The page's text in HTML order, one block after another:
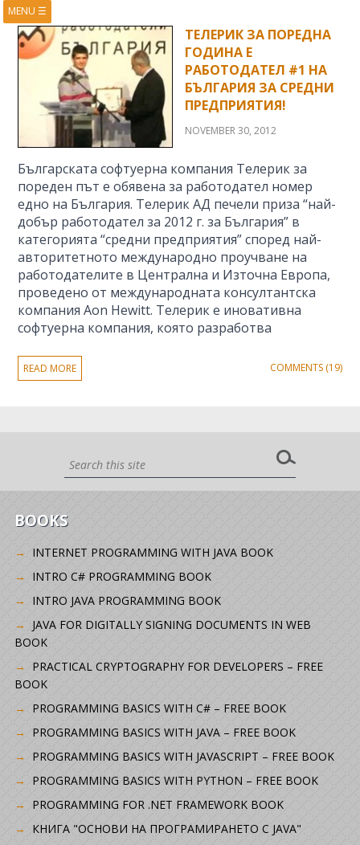
MENU ☰
HOME
ABOUT
BOOKS
COURSES
VIDEOS
PRESENTATIONS
RESEARCH
PUBLICATIONS
CONTACTS
RSS FEED
ТЕЛЕРИК ЗА ПОРЕДНА
ГОДИНА Е
РАБОТОДАТЕЛ #1 НА
БЪЛГАРИЯ ЗА СРЕДНИ
ПРЕДПРИЯТИЯ!
NOVEMBER 30, 2012
Българската софтуерна компания Телерик за
пореден път е обявена за работодател номер
едно на България. Телерик АД печели приза “най-
добър работодател за 2012 г. за България” в
категорията “средни предприятия” според най-
авторитетното международно проучване на
работодателите в Централна и Източна Европа,
проведено от международната консултантска
компания Aon Hewitt. Телерик е иновативна
софтуерна компания, която разработва
READ MORE COMMENTS (19)
BOOKS
INTERNET PROGRAMMING WITH JAVA BOOK
INTRO C# PROGRAMMING BOOK
INTRO JAVA PROGRAMMING BOOK
JAVA FOR DIGITALLY SIGNING DOCUMENTS IN WEB
BOOK
PRACTICAL CRYPTOGRAPHY FOR DEVELOPERS – FREE
BOOK
PROGRAMMING BASICS WITH C# – FREE BOOK
PROGRAMMING BASICS WITH JAVA – FREE BOOK
PROGRAMMING BASICS WITH JAVASCRIPT – FREE BOOK
PROGRAMMING BASICS WITH PYTHON – FREE BOOK
PROGRAMMING FOR .NET FRAMEWORK BOOK
КНИГА "ОСНОВИ НА ПРОГРАМИРАНЕТО С JAVA"